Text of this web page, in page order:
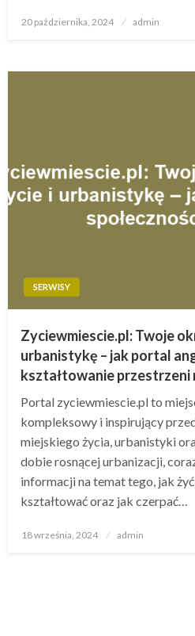
Opublikowane
20 października, 2024 admin
SERWISY
Zyciewmiescie.pl: Twoje
urbanistykę – jak portal
kształtowanie przestrzeni
Portal zyciewmiescie.pl to
kompleksowy i inspirujący
miejskiego życia, urbanistyki
dobie rosnącej urbanizacji,
informacji na temat tego, jak
kształtować oraz jak czerpać…
Opublikowane
18 września, 2024 admin